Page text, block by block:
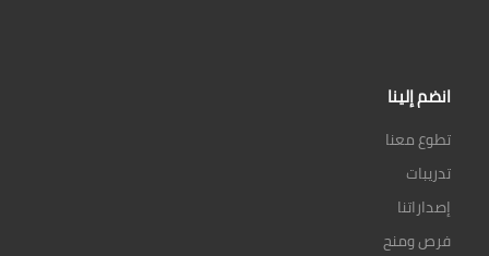
انضم إلينا
تطوع معنا
تدريبات
إصداراتنا
فرص ومنح